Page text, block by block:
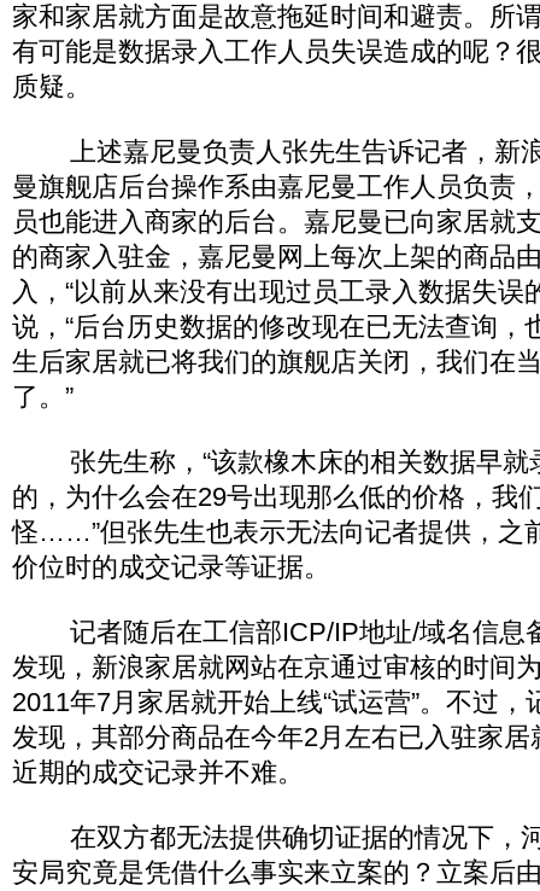
家和家居就方面是故意拖延时间和避责。所
有可能是数据录入工作人员失误造成的呢？
质疑。
上述嘉尼曼负责人张先生告诉记者，新浪
曼旗舰店后台操作系由嘉尼曼工作人员负责
员也能进入商家的后台。嘉尼曼已向家居就
的商家入驻金，嘉尼曼网上每次上架的商品
入，“以前从来没有出现过员工录入数据失误
说，“后台历史数据的修改现在已无法查询，
生后家居就已将我们的旗舰店关闭，我们在
了。”
张先生称，“该款橡木床的相关数据早就
的，为什么会在29号出现那么低的价格，我
怪……”但张先生也表示无法向记者提供，之
价位时的成交记录等证据。
记者随后在工信部ICP/IP地址/域名信息
发现，新浪家居就网站在京通过审核的时间
2011年7月家居就开始上线“试运营”。不过
发现，其部分商品在今年2月左右已入驻家
近期的成交记录并不难。
在双方都无法提供确切证据的情况下，
安局究竟是凭借什么事实来立案的？立案后